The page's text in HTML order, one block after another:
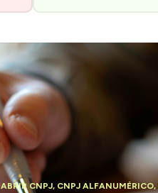
ABRIR CNPJ, CNPJ ALFANUMÉRICO,